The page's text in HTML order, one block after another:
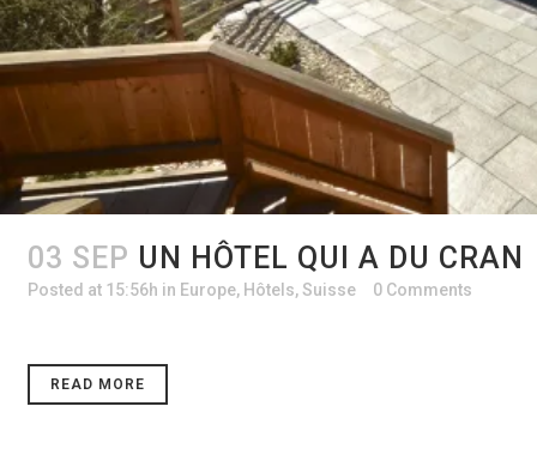
03 SEP UN HÔTEL QUI A DU CRAN
Posted at 15:56h in Europe, Hôtels,Suisse 0 Comments
READ MORE